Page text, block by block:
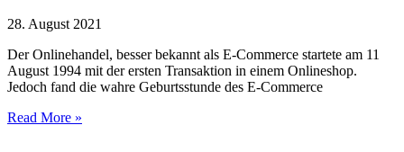
28. August 2021
Der Onlinehandel, besser bekannt als E-Commerce startete am 11
August 1994 mit der ersten Transaktion in einem Onlineshop.
Jedoch fand die wahre Geburtsstunde des E-Commerce
Read More »